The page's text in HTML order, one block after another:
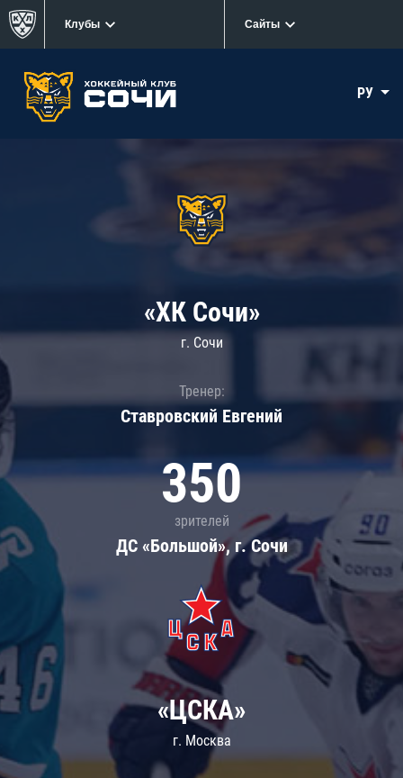
Клубы Сайты
РУ
«ХК Сочи»
г. Сочи
Тренер:
Ставровский Евгений
350
зрителей
ДС «Большой», г. Сочи
«ЦСКА»
г. Москва